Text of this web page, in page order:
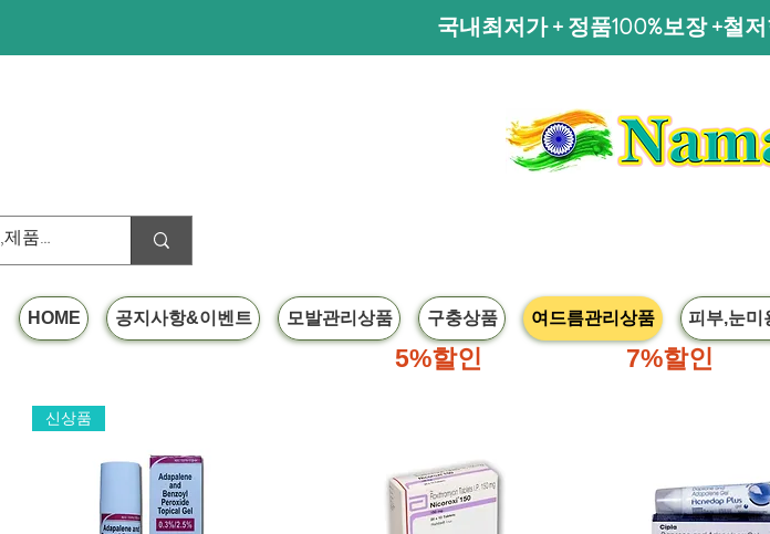
국내최저가 + 정품100%보장 +철
HOME 공지사항&이벤트 모발관리상품 구충상품 여드름관리상품 피부,눈미
5%할인 7%할인
신상품